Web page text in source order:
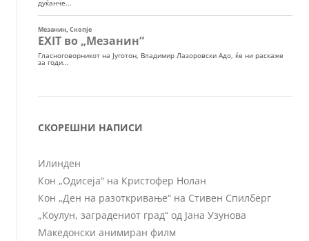
СКОРЕШНИ НАПИСИ
Илинден
Кон „Одисеја“ на Кристофер Нолан
Кон „Ден на разоткривање“ на Стивен Спилберг
„Коулун, заградениот град“ од Јана Узунова
Македонски анимиран филм